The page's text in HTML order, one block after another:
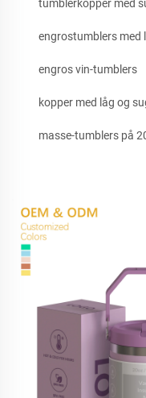
tumblerkopper med
engrostumblers med
engros vin-tumblers
kopper med låg og
masse-tumblers på